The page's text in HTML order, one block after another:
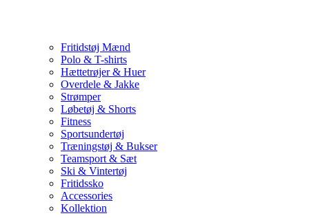
Fritidstøj Mænd
Polo & T-shirts
Hættetrøjer & Huer
Overdele & Jakke
Strømper
Løbetøj & Shorts
Fitness
Sportsundertøj
Træningstøj & Bukser
Teamsport & Sæt
Ski & Vintertøj
Fritidssko
Accessories
Kollektion